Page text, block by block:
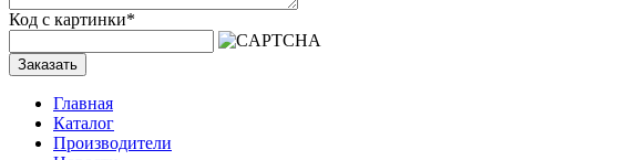
Код с картинки*
Заказать
Главная
Каталог
Производители